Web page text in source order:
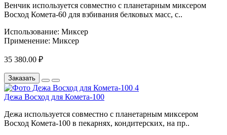
Венчик используется совместно с планетарным миксером
Восход Комета-60 для взбивания белковых масс, с..
Использование: Миксер
Применение: Миксер
35 380.00 ₽
Заказать
Дежа Восход для Комета-100
Дежа используется совместно с планетарным миксером
Восход Комета-100 в пекарнях, кондитерских, на пр..